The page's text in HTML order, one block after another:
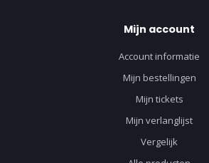
Mijn account
Account informatie
Mijn bestellingen
Mijn tickets
Mijn verlanglijst
Vergelijk